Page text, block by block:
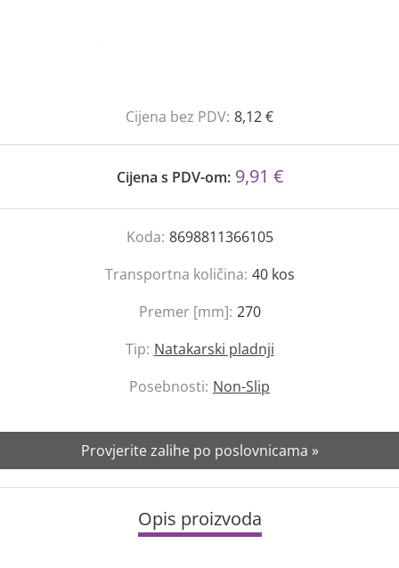
Cijena bez PDV: 8,12 €
Cijena s PDV-om: 9,91 €
Koda: 8698811366105
Transportna količina: 40 kos
Premer [mm]: 270
Tip: Natakarski pladnji
Posebnosti: Non-Slip
Provjerite zalihe po poslovnicama »
Opis proizvoda